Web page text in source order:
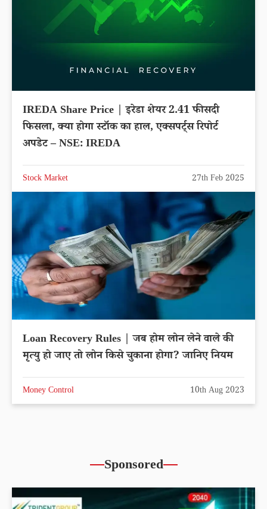
IREDA Share Price | इरेडा शेयर 2.41 फीसदी
फिसला, क्या होगा स्टॉक का हाल, एक्सपर्ट्स रिपोर्ट
अपडेट – NSE: IREDA
Stock Market 27th Feb 2025
Loan Recovery Rules | जब होम लोन लेने वाले की
मृत्यु हो जाए तो लोन किसे चुकाना होगा? जानिए नियम
Money Control 10th Aug 2023
Sponsored